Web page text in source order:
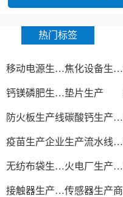
热门标签
移动电源生产厂家 焦化设备生产厂家
钙镁磷肥生产工艺垫片生产
防火板生产线 碳酸钙生产设备
疫苗生产企业 生产流水线设备
无纺布袋生产厂家 火电厂生产过程
接触器生产厂家传感器生产商